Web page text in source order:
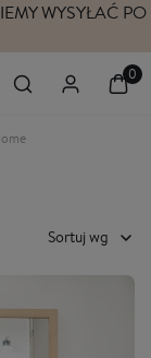
WYSYŁAĆ PO
Sortuj wg